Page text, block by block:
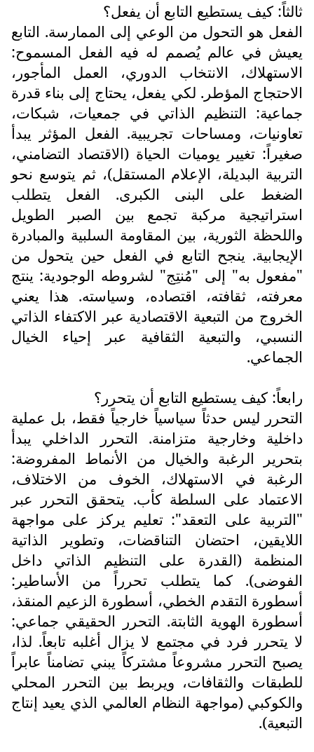
ثالثاً: كيف يستطيع التابع أن يفعل؟
الفعل هو التحول من الوعي إلى الممارسة. التابع
يعيش في عالم يُصمم له فيه الفعل المسموح:
الاستهلاك، الانتخاب الدوري، العمل المأجور،
الاحتجاج المؤطر. لكي يفعل، يحتاج إلى بناء قدرة
جماعية: التنظيم الذاتي في جمعيات، شبكات،
تعاونيات، ومساحات تجريبية. الفعل المؤثر يبدأ
صغيراً: تغيير يوميات الحياة (الاقتصاد التضامني،
التربية البديلة، الإعلام المستقل)، ثم يتوسع نحو
الضغط على البنى الكبرى. الفعل يتطلب
استراتيجية مركبة تجمع بين الصبر الطويل
واللحظة الثورية، بين المقاومة السلبية والمبادرة
الإيجابية. ينجح التابع في الفعل حين يتحول من
"مفعول به" إلى "مُنتِج" لشروطه الوجودية: ينتج
معرفته، ثقافته، اقتصاده، وسياسته. هذا يعني
الخروج من التبعية الاقتصادية عبر الاكتفاء الذاتي
النسبي، والتبعية الثقافية عبر إحياء الخيال
الجماعي.
رابعاً: كيف يستطيع التابع أن يتحرر؟
التحرر ليس حدثاً سياسياً خارجياً فقط، بل عملية
داخلية وخارجية متزامنة. التحرر الداخلي يبدأ
بتحرير الرغبة والخيال من الأنماط المفروضة:
الرغبة في الاستهلاك، الخوف من الاختلاف،
الاعتماد على السلطة كأب. يتحقق التحرر عبر
"التربية على التعقد": تعليم يركز على مواجهة
اللايقين، احتضان التناقضات، وتطوير الذاتية
المنظمة (القدرة على التنظيم الذاتي داخل
الفوضى). كما يتطلب تحرراً من الأساطير:
أسطورة التقدم الخطي، أسطورة الزعيم المنقذ،
أسطورة الهوية الثابتة. التحرر الحقيقي جماعي:
لا يتحرر فرد في مجتمع لا يزال أغلبه تابعاً. لذا،
يصبح التحرر مشروعاً مشتركاً يبني تضامناً عابراً
للطبقات والثقافات، ويربط بين التحرر المحلي
والكوكبي (مواجهة النظام العالمي الذي يعيد إنتاج
التبعية).